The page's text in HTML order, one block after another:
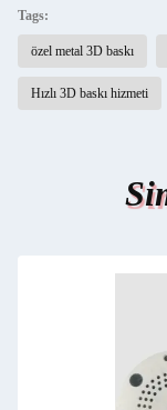
Tags:
özel metal 3D baskı
Hızlı 3D baskı hizmeti